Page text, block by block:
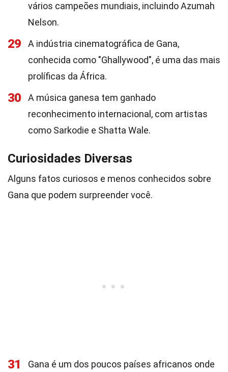
vários campeões mundiais, incluindo Azumah
Nelson.
29
A indústria cinematográfica de Gana,
conhecida como "Ghallywood", é uma das mais
prolíficas da África.
30
A música ganesa tem ganhado
reconhecimento internacional, com artistas
como Sarkodie e Shatta Wale.
Curiosidades Diversas
Alguns fatos curiosos e menos conhecidos sobre
Gana que podem surpreender você.
31
Gana é um dos poucos países africanos onde